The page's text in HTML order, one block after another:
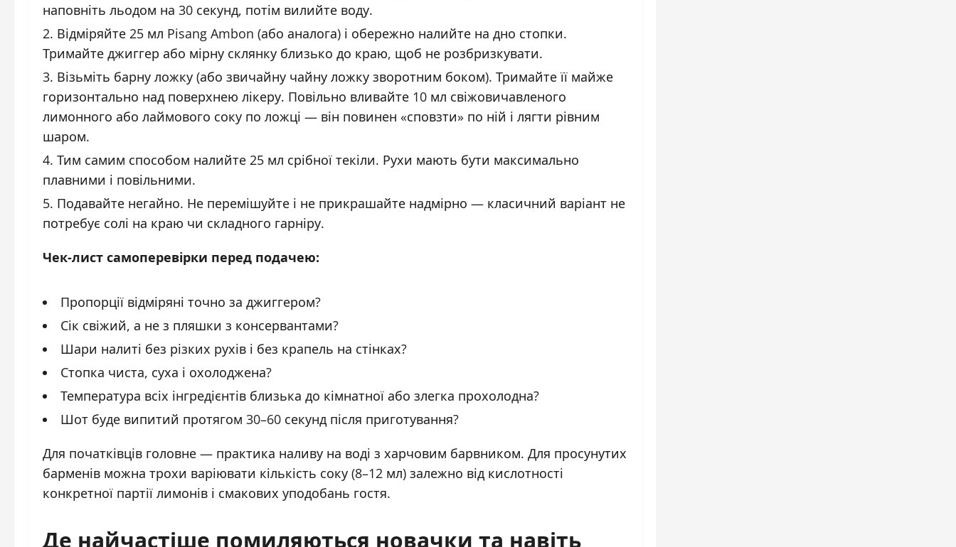
наповніть льодом на 30 секунд, потім вилийте воду.
Відміряйте 25 мл Pisang Ambon (або аналога) і обережно налийте на дно стопки.
Тримайте джиггер або мірну склянку близько до краю, щоб не розбризкувати.
Візьміть барну ложку (або звичайну чайну ложку зворотним боком). Тримайте її майже
горизонтально над поверхнею лікеру. Повільно вливайте 10 мл свіжовичавленого
лимонного або лаймового соку по ложці — він повинен «сповзти» по ній і лягти рівним
шаром.
Тим самим способом налийте 25 мл срібної текіли. Рухи мають бути максимально
плавними і повільними.
Подавайте негайно. Не перемішуйте і не прикрашайте надмірно — класичний варіант не
потребує солі на краю чи складного гарніру.
Чек-лист самоперевірки перед подачею:
Пропорції відміряні точно за джиггером?
Сік свіжий, а не з пляшки з консервантами?
Шари налиті без різких рухів і без крапель на стінках?
Стопка чиста, суха і охолоджена?
Температура всіх інгредієнтів близька до кімнатної або злегка прохолодна?
Шот буде випитий протягом 30–60 секунд після приготування?
Для початківців головне — практика наливу на воді з харчовим барвником. Для просунутих
барменів можна трохи варіювати кількість соку (8–12 мл) залежно від кислотності
конкретної партії лимонів і смакових уподобань гостя.
Де найчастіше помиляються новачки та навіть